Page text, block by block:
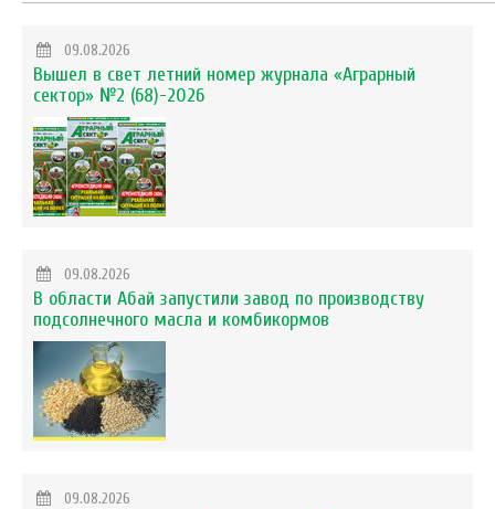
09.08.2026
Вышел в свет летний номер журнала «Аграрный
сектор» №2 (68)-2026
09.08.2026
В области Абай запустили завод по производству
подсолнечного масла и комбикормов
09.08.2026